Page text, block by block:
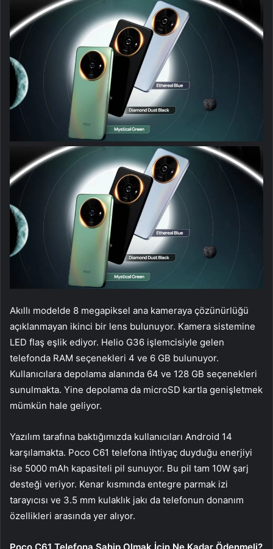
Akıllı modelde 8 megapiksel ana kameraya çözünürlüğü
açıklanmayan ikinci bir lens bulunuyor. Kamera sistemine
LED flaş eşlik ediyor. Helio G36 işlemcisiyle gelen
telefonda RAM seçenekleri 4 ve 6 GB bulunuyor.
Kullanıcılara depolama alanında 64 ve 128 GB seçenekleri
sunulmakta. Yine depolama da microSD kartla genişletmek
mümkün hale geliyor.
Yazılım tarafına baktığımızda kullanıcıları Android 14
karşılamakta. Poco C61 telefona ihtiyaç duyduğu enerjiyi
ise 5000 mAh kapasiteli pil sunuyor. Bu pil tam 10W şarj
desteği veriyor. Kenar kısmında entegre parmak izi
tarayıcısı ve 3.5 mm kulaklık jakı da telefonun donanım
özellikleri arasında yer alıyor.
Poco C61 Telefona Sahip Olmak İçin Ne Kadar Ödenmeli?